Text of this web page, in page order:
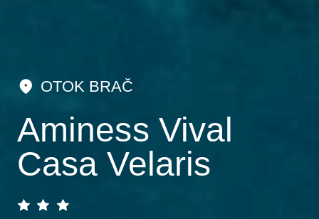
OTOK BRAČ
Aminess Vival
Casa Velaris